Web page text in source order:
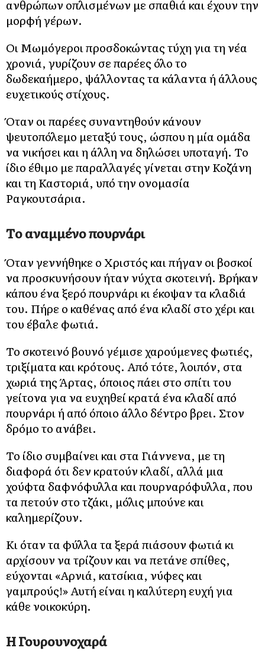
ανθρώπων οπλισμένων με σπαθιά και έχουν την
μορφή γέρων.
Οι Μωμόγεροι προσδοκώντας τύχη για τη νέα
χρονιά, γυρίζουν σε παρέες όλο το
δωδεκαήμερο, ψάλλοντας τα κάλαντα ή άλλους
ευχετικούς στίχους.
Όταν οι παρέες συναντηθούν κάνουν
ψευτοπόλεμο μεταξύ τους, ώσπου η μία ομάδα
να νικήσει και η άλλη να δηλώσει υποταγή. Το
ίδιο έθιμο με παραλλαγές γίνεται στην Κοζάνη
και τη Καστοριά, υπό την ονομασία
Ραγκουτσάρια.
Tο αναμμένο πουρνάρι
Όταν γεννήθηκε ο Χριστός και πήγαν οι βοσκοί
να προσκυνήσουν ήταν νύχτα σκοτεινή. Βρήκαν
κάπου ένα ξερό πουρνάρι κι έκοψαν τα κλαδιά
του. Πήρε ο καθένας από ένα κλαδί στο χέρι και
του έβαλε φωτιά.
Το σκοτεινό βουνό γέμισε χαρούμενες φωτιές,
τριξίματα και κρότους. Από τότε, λοιπόν, στα
χωριά της Άρτας, όποιος πάει στο σπίτι του
γείτονα για να ευχηθεί κρατά ένα κλαδί από
πουρνάρι ή από όποιο άλλο δέντρο βρει. Στον
δρόμο το ανάβει.
Το ίδιο συμβαίνει και στα Γιάννενα, με τη
διαφορά ότι δεν κρατούν κλαδί, αλλά μια
χούφτα δαφνόφυλλα και πουρναρόφυλλα, που
τα πετούν στο τζάκι, μόλις μπούνε και
καλημερίζουν.
Κι όταν τα φύλλα τα ξερά πιάσουν φωτιά κι
αρχίσουν να τρίζουν και να πετάνε σπίθες,
εύχονται «Αρνιά, κατσίκια, νύφες και
γαμπρούς!» Αυτή είναι η καλύτερη ευχή για
κάθε νοικοκύρη.
Η Γουρουνοχαρά